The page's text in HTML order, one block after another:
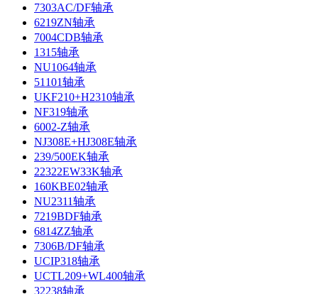
7303AC/DF轴承
6219ZN轴承
7004CDB轴承
1315轴承
NU1064轴承
51101轴承
UKF210+H2310轴承
NF319轴承
6002-Z轴承
NJ308E+HJ308E轴承
239/500EK轴承
22322EW33K轴承
160KBE02轴承
NU2311轴承
7219BDF轴承
6814ZZ轴承
7306B/DF轴承
UCIP318轴承
UCTL209+WL400轴承
32238轴承